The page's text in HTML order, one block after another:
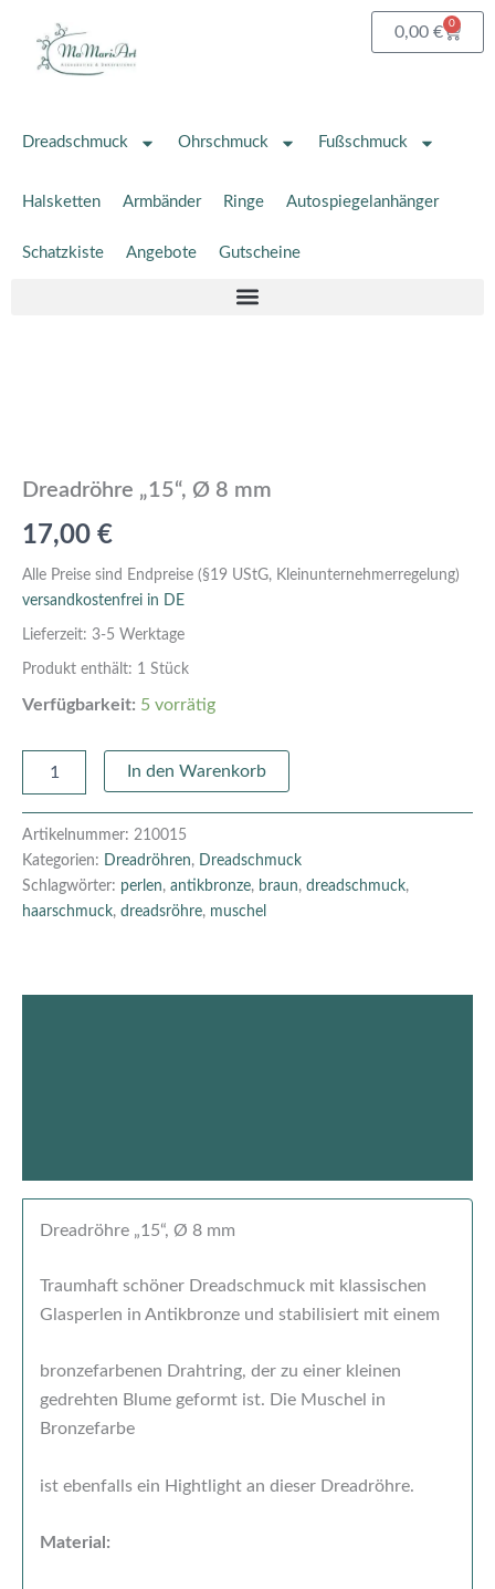
Inhalt
springen
0,00 € 0
Dreadschmuck Ohrschmuck Fußschmuck
Halsketten Armbänder Ringe Autospiegelanhänger
Schatzkiste Angebote Gutscheine
Dreadröhre „15“, Ø 8 mm
17,00 €
Alle Preise sind Endpreise (§19 UStG, Kleinunternehmerregelung)
versandkostenfrei in DE
Lieferzeit: 3-5 Werktage
Produkt enthält: 1 Stück
Verfügbarkeit: 5 vorrätig
In den Warenkorb
Artikelnummer: 210015
Kategorien: Dreadröhren, Dreadschmuck
Schlagwörter: perlen, antikbronze, braun, dreadschmuck,
haarschmuck, dreadsröhre, muschel
Dreadröhre „15“, Ø 8 mm
Traumhaft schöner Dreadschmuck mit klassischen
Glasperlen in Antikbronze und stabilisiert mit einem
bronzefarbenen Drahtring, der zu einer kleinen
gedrehten Blume geformt ist. Die Muschel in
Bronzefarbe
ist ebenfalls ein Hightlight an dieser Dreadröhre.
Material: